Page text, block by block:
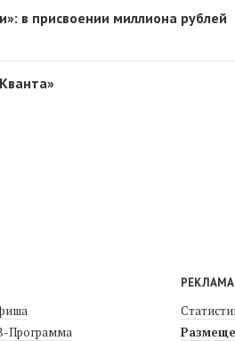
в присвоении миллиона рублей
Программа
РЕКЛАМА